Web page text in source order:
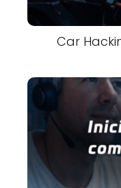
Car